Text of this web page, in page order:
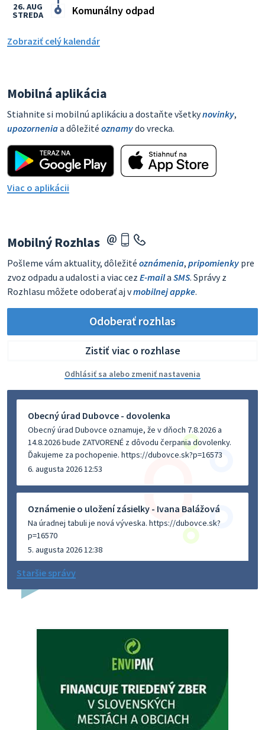
Komunálny odpad
26. AUG
STREDA
Zobraziť celý kalendár
Mobilná aplikácia
Stiahnite si mobilnú aplikáciu a dostaňte všetkynovinky,
upozorneniaa dôležité oznamydo vrecka.
Viac o aplikácii
Mobilný Rozhlas
Pošleme vám aktuality, dôležité oznámenia, pripomienky pre
zvoz odpadu a udalosti a viac cez E-maila SMS. Správy z
Rozhlasu môžete odoberať aj vmobilnej appke.
Odoberať rozhlas
Zistiť viac o rozhlase
Odhlásiť sa alebo zmeniť nastavenia
Obecný úrad Dubovce - dovolenka
Obecný úrad Dubovce oznamuje, že v dňoch 7.8.2026 a
14.8.2026 bude ZATVORENÉ z dôvodu čerpania dovolenky.
Ďakujeme za pochopenie. https://dubovce.sk?p=16573
6. augusta 2026 12:53
Oznámenie o uložení zásielky - Ivana Balážová
Na úradnej tabuli je nová výveska. https://dubovce.sk?
p=16570
5. augusta 2026 12:38
Dovolenka - MUDr. Marián Sivoň
budeZATVORENÁ z dôvodu čerpania dovolenky. Akútne
prípady bude riešiť MUDr.Fisch…
Zajtrajší zvoz odpadu
Vážený občan, zajtra 5. 8. sa bude zvážať komunálny odpad.
4. augusta 2026 15:30
Staršie správy